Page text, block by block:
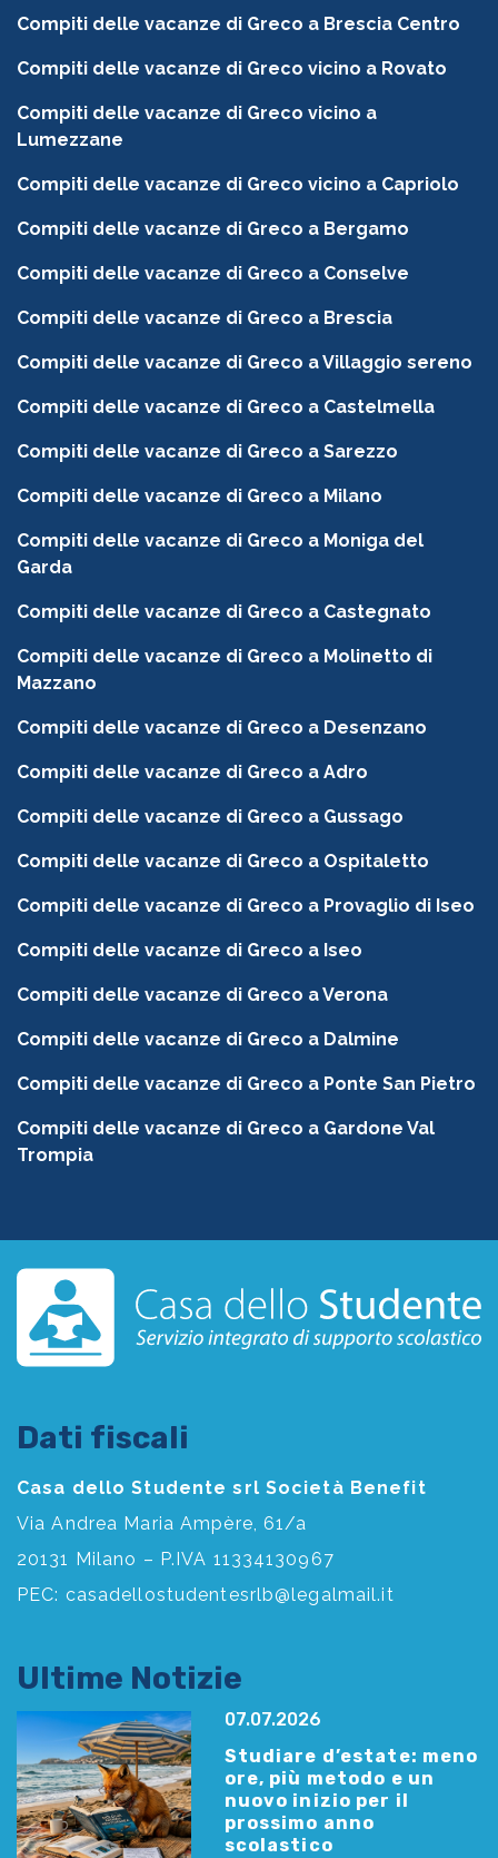
Compiti delle vacanze di Greco a Brescia Centro
Compiti delle vacanze di Greco vicino a Rovato
Compiti delle vacanze di Greco vicino a
Lumezzane
Compiti delle vacanze di Greco vicino a Capriolo
Compiti delle vacanze di Greco a Bergamo
Compiti delle vacanze di Greco a Conselve
Compiti delle vacanze di Greco a Brescia
Compiti delle vacanze di Greco a Villaggio sereno
Compiti delle vacanze di Greco a Castelmella
Compiti delle vacanze di Greco a Sarezzo
Compiti delle vacanze di Greco a Milano
Compiti delle vacanze di Greco a Moniga del
Garda
Compiti delle vacanze di Greco a Castegnato
Compiti delle vacanze di Greco a Molinetto di
Mazzano
Compiti delle vacanze di Greco a Desenzano
Compiti delle vacanze di Greco a Adro
Compiti delle vacanze di Greco a Gussago
Compiti delle vacanze di Greco a Ospitaletto
Compiti delle vacanze di Greco a Provaglio di Iseo
Compiti delle vacanze di Greco a Iseo
Compiti delle vacanze di Greco a Verona
Compiti delle vacanze di Greco a Dalmine
Compiti delle vacanze di Greco a Ponte San Pietro
Compiti delle vacanze di Greco a Gardone Val
Trompia
Dati fiscali
Casa dello Studente srl Società Benefit
Via Andrea Maria Ampère, 61/a
20131 Milano – P.IVA 11334130967
PEC: casadellostudentesrlb@legalmail.it
Ultime Notizie
07.07.2026
Studiare d’estate: meno
ore, più metodo e un
nuovo inizio per il
prossimo anno
scolastico